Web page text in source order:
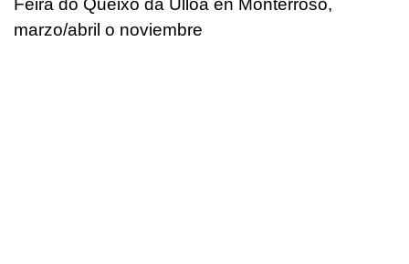
Feira do Queixo da Ulloa en Monterroso,
marzo/abril o noviembre